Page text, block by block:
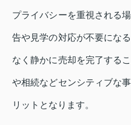
プライバシーを重視される
告や見学の対応が不要にな
なく静かに売却を完了する
や相続などセンシティブな
リットとなります。